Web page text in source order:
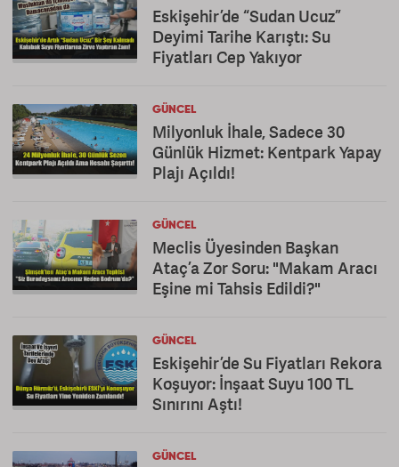
Eskişehir’de “Sudan Ucuz”
Deyimi Tarihe Karıştı: Su
Fiyatları Cep Yakıyor
GÜNCEL
Milyonluk İhale, Sadece 30
Günlük Hizmet: Kentpark Yapay
Plajı Açıldı!
GÜNCEL
Meclis Üyesinden Başkan
Ataç’a Zor Soru: "Makam Aracı
Eşine mi Tahsis Edildi?"
GÜNCEL
Eskişehir’de Su Fiyatları Rekora
Koşuyor: İnşaat Suyu 100 TL
Sınırını Aştı!
GÜNCEL